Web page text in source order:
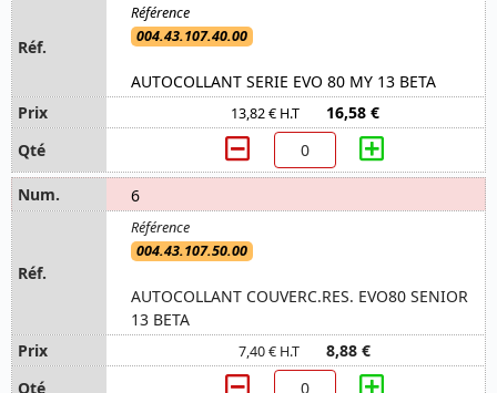
004.43.107.40.00
AUTOCOLLANT SERIE EVO 80 MY 13 BETA
13,82 € H.T 16,58 €
6
004.43.107.50.00
AUTOCOLLANT COUVERC.RES. EVO80 SENIOR
13 BETA
7,40 € H.T 8,88 €